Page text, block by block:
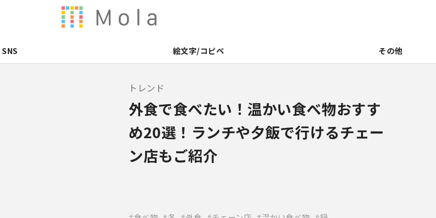
SNS 絵文字/コピペ その他
トレンド
外食で食べたい！温かい食べ物おすす
め20選！ランチや夕飯で行けるチェー
ン店もご紹介